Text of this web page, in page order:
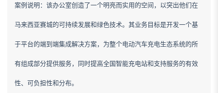
案例说明：该办公室创造了一个明亮而实用的空间，以突出他们在
马来西亚赛城的可持续发展和绿色技术。其业务目标是开发一个基
于平台的端到端集成解决方案，为整个电动汽车充电生态系统的所
有组成部分提供服务，同时提高全国智能充电站和支持服务的有效
性、可负担性和分布。